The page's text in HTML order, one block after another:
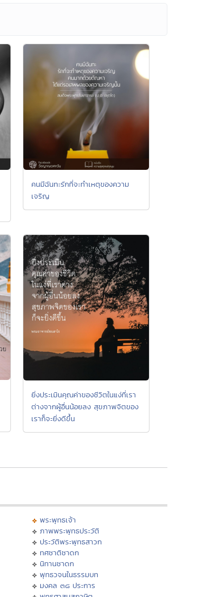
คนมีฉันทะรักที่จะทำเหตุของความ
เจริญ
ยิ่งประเมินคุณค่าของชีวิตในแง่ที่เรา
ต่างจากผู้อื่นน้อยลง สุขภาพจิตของ
เราก็จะยิ่งดีขึ้น
พระพุทธเจ้า
ภาพพระพุทธประวัติ
ประวัติพระพุทธสาวก
ทศชาติชาดก
นิทานชาดก
พุทธวจนในธรรมบท
มงคล ๓๘ ประการ